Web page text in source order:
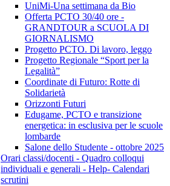
UniMi-Una settimana da Bio
Offerta PCTO 30/40 ore -
GRANDTOUR a SCUOLA DI
GIORNALISMO
Progetto PCTO. Di lavoro, leggo
Progetto Regionale “Sport per la
Legalità”
Coordinate di Futuro: Rotte di
Solidarietà
Orizzonti Futuri
Edugame, PCTO e transizione
energetica: in esclusiva per le scuole
lombarde
Salone dello Studente - ottobre 2025
Orari classi/docenti - Quadro colloqui
individuali e generali - Help- Calendari
scrutini